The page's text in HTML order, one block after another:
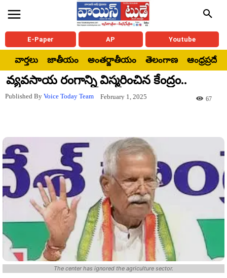
E-Paper AP Youtube
వార్తలు జాతీయం అంతర్జాతీయం తెలంగాణ ఆంధ్రప్రదేశ్
వ్యవసాయ రంగాన్ని విస్మరించిన కేంద్రం..
Published By Voice Today Team February 1, 2025 67
The center has ignored the agriculture sector.